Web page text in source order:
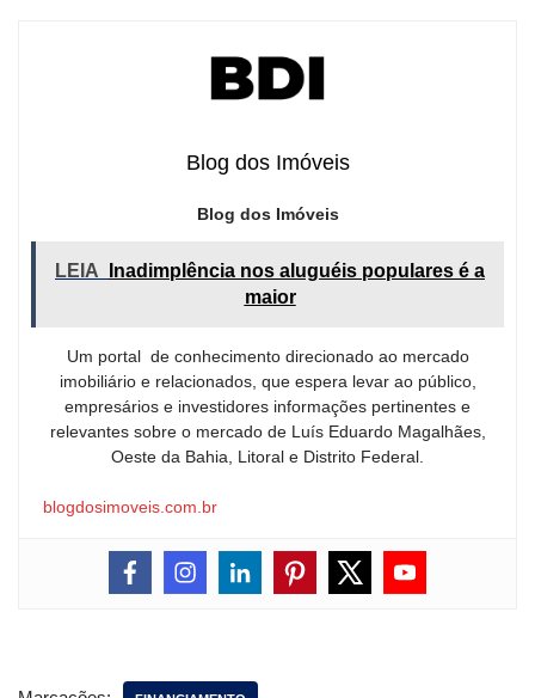
Blog dos Imóveis
Blog dos Imóveis
LEIA
Inadimplência nos aluguéis populares é a
maior
Um portal de conhecimento direcionado ao mercado
imobiliário e relacionados, que espera levar ao público,
empresários e investidores informações pertinentes e
relevantes sobre o mercado de Luís Eduardo Magalhães,
Oeste da Bahia, Litoral e Distrito Federal.
blogdosimoveis.com.br